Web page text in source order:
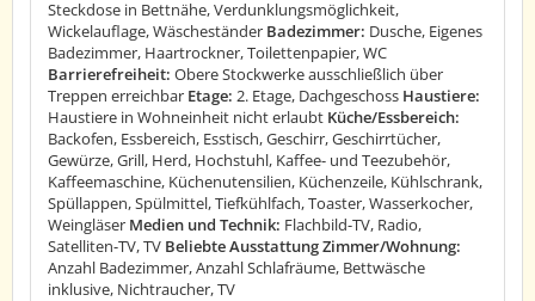
Steckdose in Bettnähe, Verdunklungsmöglichkeit,
Wickelauflage, Wäscheständer Badezimmer: Dusche, Eigenes
Badezimmer, Haartrockner, Toilettenpapier, WC
Barrierefreiheit: Obere Stockwerke ausschließlich über
Treppen erreichbar Etage: 2. Etage, Dachgeschoss Haustiere:
Haustiere in Wohneinheit nicht erlaubt Küche/Essbereich:
Backofen, Essbereich, Esstisch, Geschirr, Geschirrtücher,
Gewürze, Grill, Herd, Hochstuhl, Kaffee- und Teezubehör,
Kaffeemaschine, Küchenutensilien, Küchenzeile, Kühlschrank,
Spüllappen, Spülmittel, Tiefkühlfach, Toaster, Wasserkocher,
Weingläser Medien und Technik: Flachbild-TV, Radio,
Satelliten-TV, TV Beliebte Ausstattung Zimmer/Wohnung:
Anzahl Badezimmer, Anzahl Schlafräume, Bettwäsche
inklusive, Nichtraucher, TV